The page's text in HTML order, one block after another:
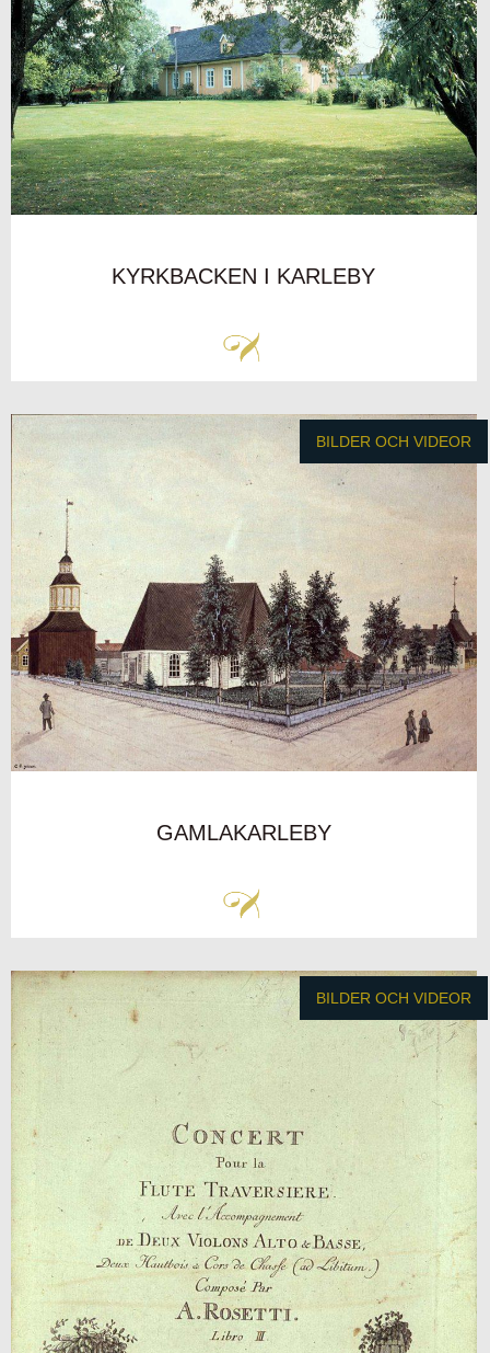
KYRKBACKEN I KARLEBY
BILDER OCH VIDEOR
GAMLAKARLEBY
BILDER OCH VIDEOR